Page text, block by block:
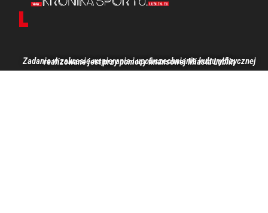
Zadanie w zakresie wspierania i upowszechniania kultury fizycznej realizowane jest przy pomocy finansowej Miasta Lublin